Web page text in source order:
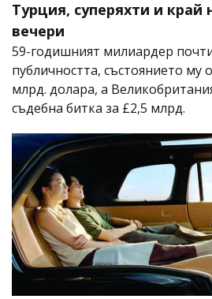
Турция, суперяхти и край
вечери
59-годишният милиардер
публичността, състоянието му
млрд. долара, а
съдебна битка за £2,5 млрд.